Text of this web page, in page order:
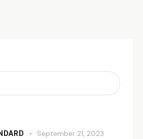
September 21, 2023